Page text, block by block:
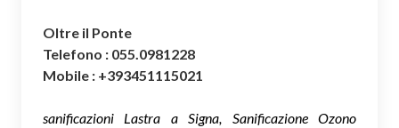
Oltre il Ponte
Telefono : 055.0981228
Mobile : +393451115021
sanificazioni Lastra a Signa, Sanificazione Ozono